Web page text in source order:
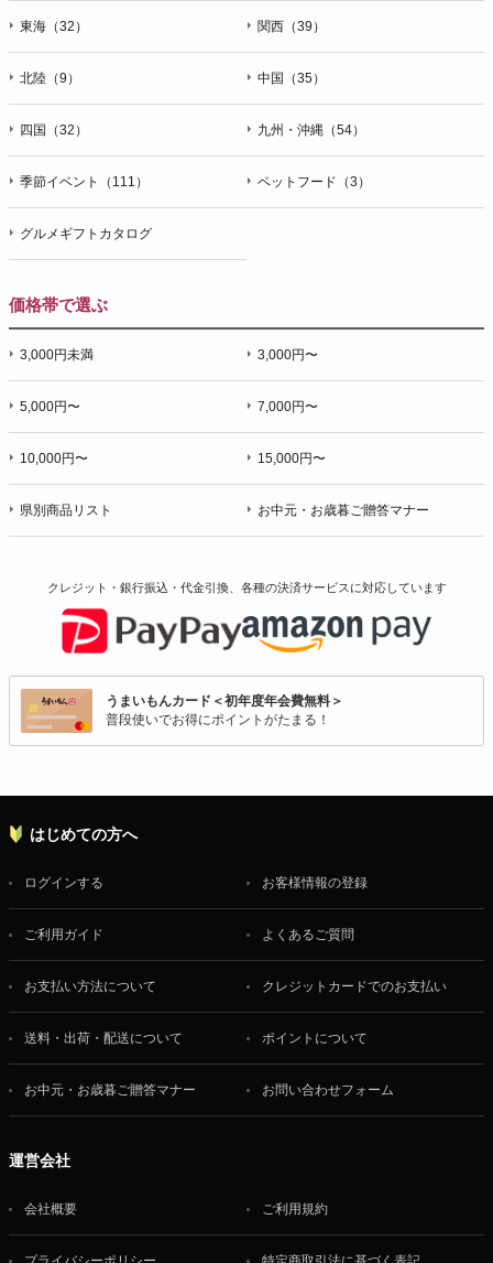
東海（32） 関西（39）
北陸（9） 中国（35）
四国（32） 九州・沖縄（54）
季節イベント（111） ペットフード（3）
グルメギフトカタログ
価格帯で選ぶ
3,000円未満 3,000円〜
5,000円〜 7,000円〜
10,000円〜 15,000円〜
県別商品リスト お中元・お歳暮ご贈答マナー
クレジット・銀行振込・代金引換、各種の決済サービスに対応しています
うまいもんカード＜初年度年会費無料＞
普段使いでお得にポイントがたまる！
はじめての方へ
ログインする お客様情報の登録
ご利用ガイド よくあるご質問
お支払い方法について クレジットカードでのお支払い
送料・出荷・配送について ポイントについて
お中元・お歳暮ご贈答マナー お問い合わせフォーム
運営会社
会社概要 ご利用規約